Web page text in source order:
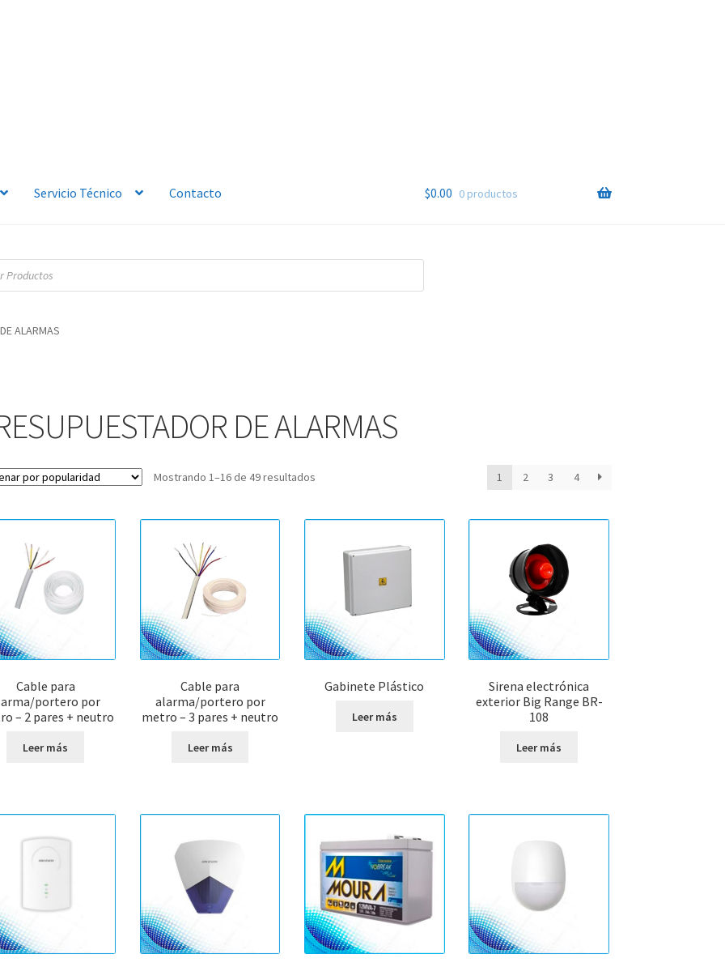
Servicio Técnico Contacto $0.00 0 productos
ALARMAS
DE ALARMAS
Mostrando 1–16 de 49 resultadosOrdenado
1 2 3 4
Cable para
portero por
– 2 pares + neutro
Leer más
Cable para
alarma/portero por
metro – 3 pares + neutro
Leer más
Gabinete Plástico
Leer más
Sirena electrónica
exterior Big Range BR-
108
Leer más